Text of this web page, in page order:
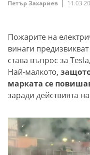
Петър Захариев
Пожарите на
винаги
става въпрос за
Най-малкото,
марката се
заради действията